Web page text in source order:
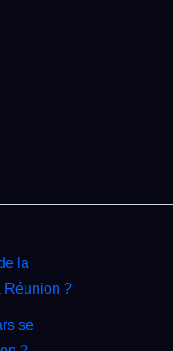
la
Réunion ?
se